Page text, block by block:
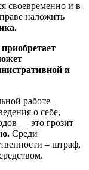
своевременно и в
наложить
и
работе
о себе,
— это грозит
Среди
– штраф,